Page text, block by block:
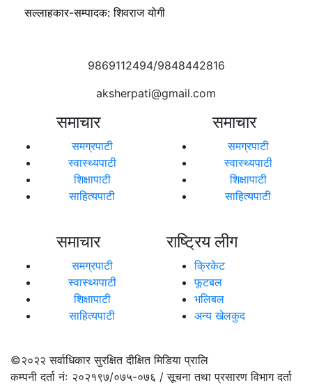
सल्लाहकार-सम्पादक: शिवराज योगी
9869112494/9848442816
aksherpati@gmail.com
समाचार
समग्रपाटी
स्वास्थ्यपाटी
शिक्षापाटी
साहित्यपाटी
समाचार
समग्रपाटी
स्वास्थ्यपाटी
शिक्षापाटी
साहित्यपाटी
समाचार
समग्रपाटी
स्वास्थ्यपाटी
शिक्षापाटी
साहित्यपाटी
राष्ट्रिय लीग
क्रिकेट
फूटबल
भलिबल
अन्य खेलकुद
©२०२२सर्वाधिकार सुरक्षित दीक्षित मिडिया प्रालि
कम्पनी दर्ता नंः २०२१९७/०७५-०७६ / सूचना तथा प्रसारण विभाग दर्ता